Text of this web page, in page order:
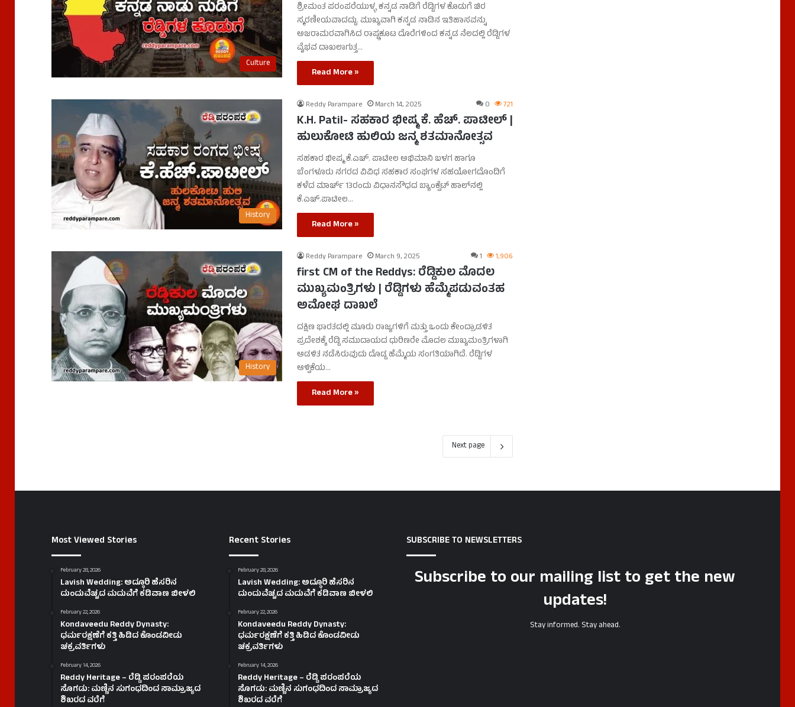
Culture
ಶ್ರೀಮಂತ ಪರಂಪರೆಯುಳ್ಳ ಕನ್ನಡ ನಾಡಿಗೆ ರೆಡ್ಡಿಗಳ ಕೊಡುಗೆ ಚಿರ
ಸ್ಮರಣೀಯವಾದದ್ದು. ಮುಖ್ಯವಾಗಿ ಕನ್ನಡ ನಾಡಿನ ಇತಿಹಾಸವನ್ನು
ಅಜರಾಮರವಾಗಿಸಿದ ರಾಷ್ಟ್ರಕೂಟ ದೊರೆಗಳಿಂದ ಕನ್ನಡ ನೆಲದಲ್ಲಿ ರೆಡ್ಡಿಗಳ
ವೈಭವ ದಾಖಲಾಗುತ್ತ…
Read More »
History
Reddy Parampare March 14, 2025 0 721
K.H. Patil- ಸಹಕಾರ ಭೀಷ್ಮ ಕೆ. ಹೆಚ್. ಪಾಟೀಲ್ |
ಹುಲುಕೋಟಿ ಹುಲಿಯ ಜನ್ಮ ಶತಮಾನೋತ್ಸವ
ಸಹಕಾರ ಭೀಷ್ಮ ಕೆ.ಎಚ್. ಪಾಟೀಲ ಅಭಿಮಾನಿ ಬಳಗ ಹಾಗೂ
ಬೆಂಗಳೂರು ನಗರದ ವಿವಿಧ ಸಹಕಾರ ಸಂಘಗಳ ಸಹಯೋಗದೊಂದಿಗೆ
ಕಳೆದ ಮಾರ್ಚ್ 13ರಂದು ವಿಧಾನಸೌಧದ ಬ್ಯಾಂಕ್ವೆಟ್ ಹಾಲ್‌ನಲ್ಲಿ
ಕೆ.ಎಚ್.ಪಾಟೀಲ…
Read More »
History
Reddy Parampare March 9, 2025 1 1,906
first CM of the Reddys: ರೆಡ್ಡಿಕುಲ ಮೊದಲ
ಮುಖ್ಯಮಂತ್ರಿಗಳು | ರೆಡ್ಡಿಗಳು ಹೆಮ್ಮೆಪಡುವಂತಹ
ಅಮೋಘ ದಾಖಲೆ
ದಕ್ಷಿಣ ಭಾರತದಲ್ಲಿ ಮೂರು ರಾಜ್ಯಗಳಿಗೆ ಮತ್ತು ಒಂದು ಕೇಂದ್ರಾಡಳಿತ
ಪ್ರದೇಶಕ್ಕೆ ರೆಡ್ಡಿ ಸಮುದಾಯದ ಧುರಿಣರೇ ಮೊದಲ ಮುಖ್ಯಮಂತ್ರಿಗಳಾಗಿ
ಆಡಳಿತ ನಡೆಸಿರುವುದು ದೊಡ್ಡ ಹೆಮ್ಮೆಯ ಸಂಗತಿಯಾಗಿದೆ. ರೆಡ್ಡಿಗಳ
ಆಳ್ವಿಕೆಯ…
Read More »
Next page
Most Viewed Stories
February 28, 2026
Lavish Wedding: ಅದ್ಧೂರಿ ಹೆಸರಿನ
ದುಂದುವೆಚ್ಚದ ಮದುವೆಗೆ ಕಡಿವಾಣ ಬೀಳಲಿ
February 22, 2026
Kondaveedu Reddy Dynasty:
ಧರ್ಮರಕ್ಷಣೆಗೆ ಕತ್ತಿ ಹಿಡಿದ ಕೊಂಡವೀಡು
ಚಕ್ರವರ್ತಿಗಳು
February 14, 2026
Reddy Heritage – ರೆಡ್ಡಿ ಪರಂಪರೆಯ
ಸೊಗಡು: ಮಣ್ಣಿನ ಸುಗಂಧದಿಂದ ಸಾಮ್ರಾಜ್ಯದ
ಶಿಖರದ ವರೆಗೆ
Recent Stories
February 28, 2026
Lavish Wedding: ಅದ್ಧೂರಿ ಹೆಸರಿನ
ದುಂದುವೆಚ್ಚದ ಮದುವೆಗೆ ಕಡಿವಾಣ ಬೀಳಲಿ
February 22, 2026
Kondaveedu Reddy Dynasty:
ಧರ್ಮರಕ್ಷಣೆಗೆ ಕತ್ತಿ ಹಿಡಿದ ಕೊಂಡವೀಡು
ಚಕ್ರವರ್ತಿಗಳು
February 14, 2026
Reddy Heritage – ರೆಡ್ಡಿ ಪರಂಪರೆಯ
ಸೊಗಡು: ಮಣ್ಣಿನ ಸುಗಂಧದಿಂದ ಸಾಮ್ರಾಜ್ಯದ
ಶಿಖರದ ವರೆಗೆ
SUBSCRIBE TO NEWSLETTERS
Subscribe to our mailing list to get the new
updates!
Stay informed. Stay ahead.